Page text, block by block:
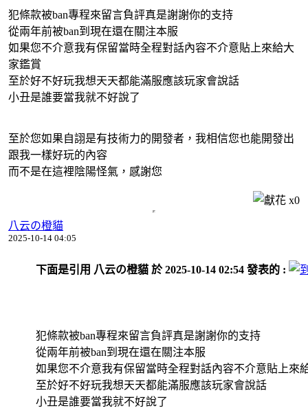
犯條款被ban專程來留言負評真是謝謝你的支持
從兩年前被ban到現在還在關注本服
如果您不介意我有保留當時全程對話內容不介意貼上來給大
家鑑賞
至於好不好玩我想天天都能滿服應該玩家會說話
小丑是誰要當我就不好說了
至於您如果自詡是有技術力的開發者，我相信您也能開發出
跟我一樣好玩的內容
而不是在這裡陰陽怪氣，感謝您
x0
八云の橙貓
2025-10-14 04:05
下面是引用 八云の橙貓 於 2025-10-14 02:54 發表的 :
犯條款被ban專程來留言負評真是謝謝你的支持
從兩年前被ban到現在還在關注本服
如果您不介意我有保留當時全程對話內容不介意貼上來
至於好不好玩我想天天都能滿服應該玩家會說話
小丑是誰要當我就不好說了